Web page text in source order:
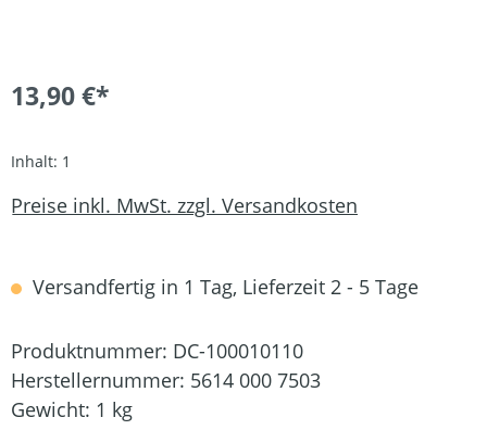
13,90 €*
Inhalt: 1
Preise inkl. MwSt. zzgl. Versandkosten
Versandfertig in 1 Tag, Lieferzeit 2 - 5 Tage
Produktnummer: DC-100010110
Herstellernummer: 5614 000 7503
Gewicht: 1 kg